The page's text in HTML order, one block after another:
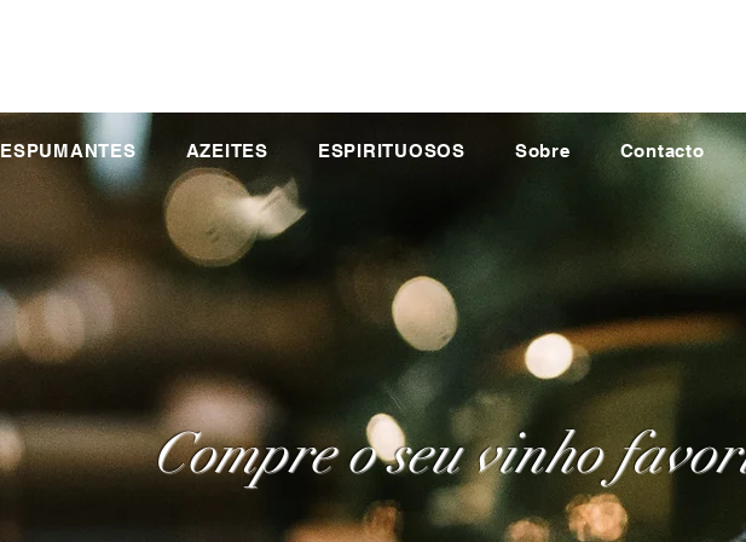
ESPUMANTES AZEITES ESPIRITUOSOS Sobre Contacto
Compre o seu vinho